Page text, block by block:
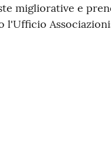
migliorative e
l'Ufficio